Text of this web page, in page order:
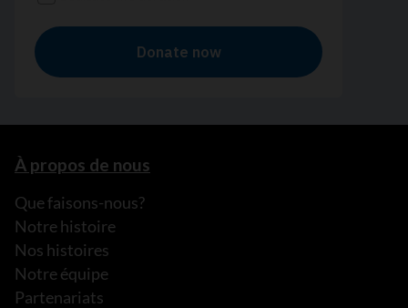
À propos de nous
Que faisons-nous?
Notre histoire
Nos histoires
Notre équipe
Partenariats